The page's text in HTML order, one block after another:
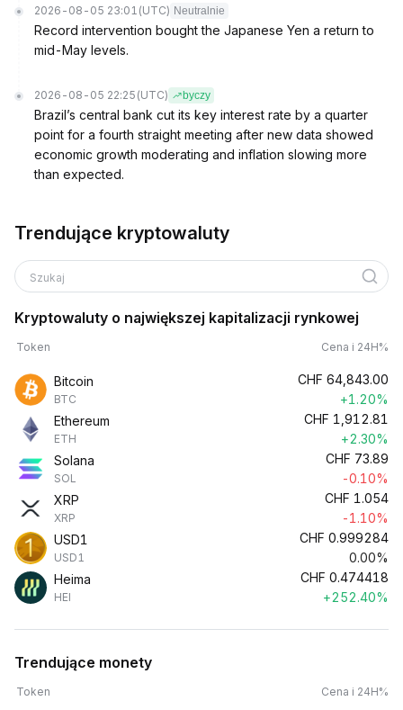
2026-08-05 23:01 (UTC) Neutralnie
Record intervention bought the Japanese Yen a return to
mid-May levels.
2026-08-05 22:25 (UTC) byczy
Brazil’s central bank cut its key interest rate by a quarter
point for a fourth straight meeting after new data showed
economic growth moderating and inflation slowing more
than expected.
Trendujące kryptowaluty
Szukaj
Kryptowaluty o największej kapitalizacji rynkowej
Token Cena i 24H%
Bitcoin
BTC
CHF 64,843.00
+1.20%
Ethereum
ETH
CHF 1,912.81
+2.30%
Solana
SOL
CHF 73.89
-0.10%
XRP
XRP
CHF 1.054
-1.10%
USD1
USD1
CHF 0.999284
0.00%
Heima
HEI
CHF 0.474418
+252.40%
Trendujące monety
Token Cena i 24H%